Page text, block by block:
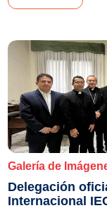
Galería de
Delegación
Internacional